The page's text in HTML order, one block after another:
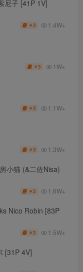
尼子 [41P 1V]
￥3 1.4W+
￥3 1W+
￥3 1.1W+
￥3 1.3W+
小猫 (&二佐Nisa)
￥3 1.6W+
Nico Robin [83P
￥3 1.5W+
[31P 4V]